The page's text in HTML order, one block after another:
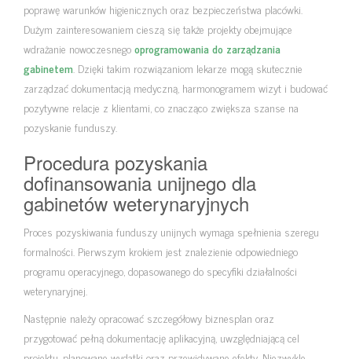
poprawę warunków higienicznych oraz bezpieczeństwa placówki.
Dużym zainteresowaniem cieszą się także projekty obejmujące
wdrażanie nowoczesnegooprogramowania do zarządzania
gabinetem. Dzięki takim rozwiązaniom lekarze mogą skutecznie
zarządzać dokumentacją medyczną, harmonogramem wizyt i budować
pozytywne relacje z klientami, co znacząco zwiększa szanse na
pozyskanie funduszy.
Procedura pozyskania
dofinansowania unijnego dla
gabinetów weterynaryjnych
Proces pozyskiwania funduszy unijnych wymaga spełnienia szeregu
formalności. Pierwszym krokiem jest znalezienie odpowiedniego
programu operacyjnego, dopasowanego do specyfiki działalności
weterynaryjnej.
Następnie należy opracować szczegółowy biznesplan oraz
przygotować pełną dokumentację aplikacyjną, uwzględniającą cel